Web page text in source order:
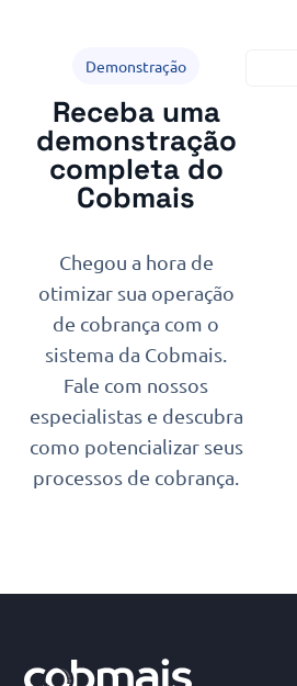
Demonstração
Receba uma
demonstração
completa do
Cobmais
Chegou a hora de
otimizar sua operação
de cobrança com o
sistema da Cobmais.
Fale com nossos
especialistas e descubra
como potencializar seus
processos de cobrança.